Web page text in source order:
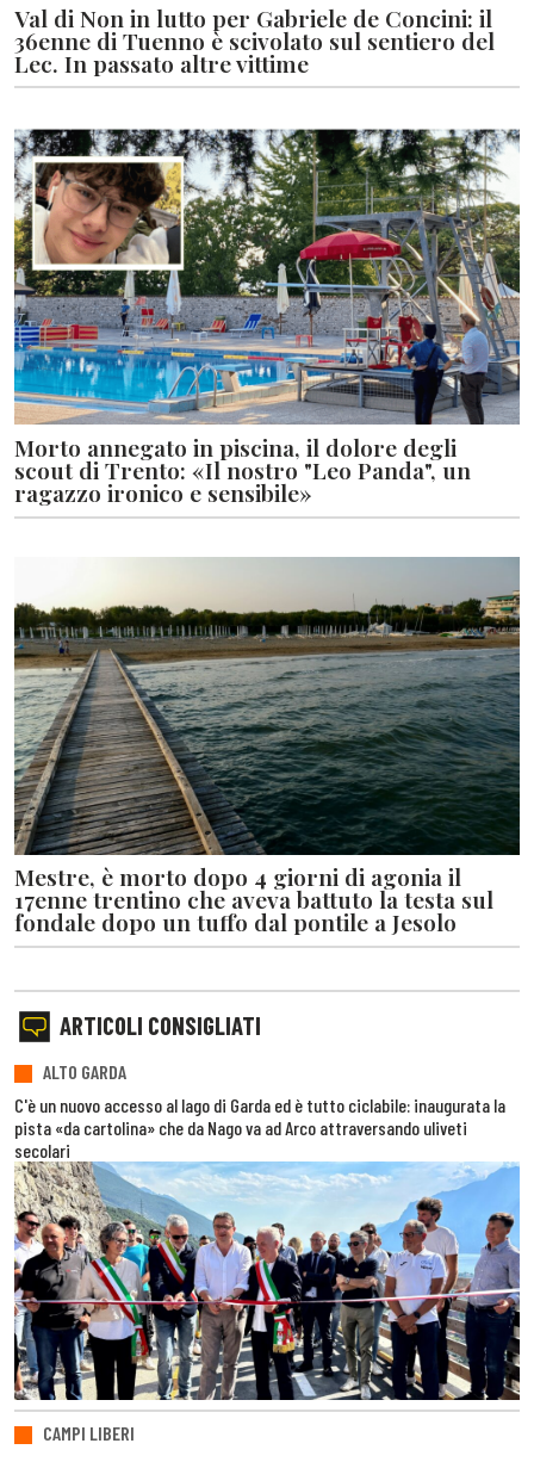
Val di Non in lutto per Gabriele de Concini: il
36enne di Tuenno è scivolato sul sentiero del
Lec. In passato altre vittime
Morto annegato in piscina, il dolore degli
scout di Trento: «Il nostro "Leo Panda", un
ragazzo ironico e sensibile»
Mestre, è morto dopo 4 giorni di agonia il
17enne trentino che aveva battuto la testa sul
fondale dopo un tuffo dal pontile a Jesolo
ARTICOLI CONSIGLIATI
ALTO GARDA
C'è un nuovo accesso al lago di Garda ed è tutto ciclabile: inaugurata la
pista «da cartolina» che da Nago va ad Arco attraversando uliveti
secolari
CAMPI LIBERI